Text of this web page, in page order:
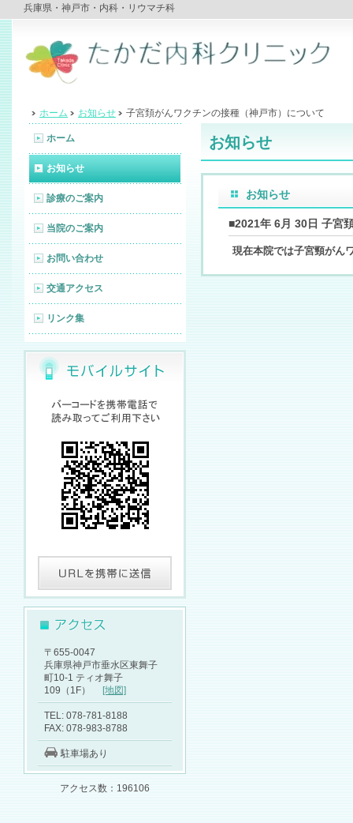
兵庫県・神戸市・内科・リウマチ科
ホーム お知らせ 子宮頚がんワクチンの接種（神戸市）について
お知らせ
お知らせ
■2021年 6月 30日 子宮
現在本院では子宮頸がん
ホーム
お知らせ
診療のご案内
当院のご案内
お問い合わせ
交通アクセス
リンク集
〒655-0047
兵庫県神戸市垂水区東舞子
町10-1 ティオ舞子
109（1F）
[地図]
TEL: 078-781-8188
FAX: 078-983-8788
駐車場あり
アクセス数：196106